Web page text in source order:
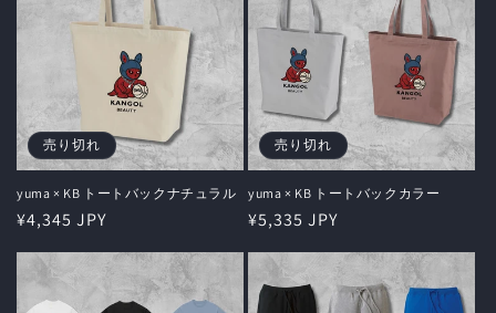
売り切れ
yuma × KB トートバックナチュラル
通
常
価
格
¥4,345 JPY
売り切れ
yuma × KB トートバックカラー
通
常
価
格
¥5,335 JPY